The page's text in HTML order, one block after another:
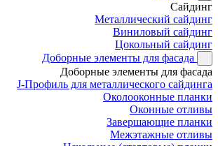
Сайдинг
Металлический сайдинг
Виниловый сайдинг
Цокольный сайдинг
Доборные элементы для фасада
Доборные элементы для фасада
J-Профиль для металлического сайдинга
Околооконные планки
Оконные отливы
Завершающие планки
Межэтажные отливы